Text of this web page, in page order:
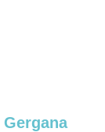
Gergana